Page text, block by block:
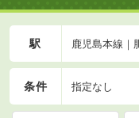
駅 鹿児島本線｜
条件 指定なし